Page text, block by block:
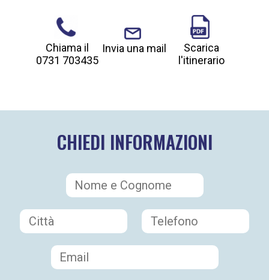
Chiama il
0731 703435
Invia una mail
Scarica
l'itinerario
CHIEDI INFORMAZIONI